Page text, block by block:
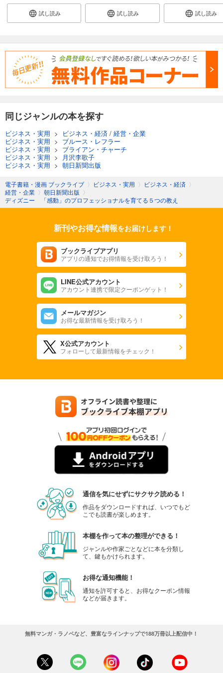
試し読み 試し読み 試し読み
同じジャンルの本を探す
ビジネス・実用 > ビジネス・経済 / 経営・企業
ビジネス・実用 > ブルース・レフラー
ビジネス・実用 > ブライアン・チャーチ
ビジネス・実用 >
月沢李歌子
ビジネス・実用 > 朝日新聞出版
電子書籍・漫画 ブックライブ 〉 ビジネス・実用 〉 ビジネス・経済 〉
経営・企業 〉 朝日新聞出版 〉
ディズニー 「感動」のプロフェッショナルを育てる５つの教え
新刊やお得な情報をお届けします！
ブックライブアプリ
アプリの通知でお得情報を受け取ろう！
LINE公式アカウント
アカウント連携で限定クーポンゲット！
メールマガジン
お得な最新情報を受け取ろう！
X公式アカウント
フォローして最新情報をチェック！
通信を気にせずにサクサク読める！
作品をダウンロードすれば、いつでもど
こでも読書が楽しめます。
本棚を作って本の整理ができる！
ジャンルや作家ごとなどに本を分類し
て、鍵もかけられます。
お得な通知機能！
通知を許可すると、お得なクーポン情報
などが届きます。
無料マンガ・ラノベなど、豊富なラインナップで188万冊以上配信中！